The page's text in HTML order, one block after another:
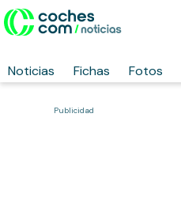
Noticias Fichas Fotos
Publicidad